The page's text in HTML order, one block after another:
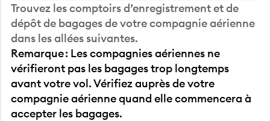
Trouvez les comptoirs d’enregistrement et de
dépôt de bagages de votre compagnie aérienne
dans les allées suivantes.
Remarque : Les compagnies aériennes ne
vérifieront pas les bagages trop longtemps
avant votre vol. Vérifiez auprès de votre
compagnie aérienne quand elle commencera à
accepter les bagages.